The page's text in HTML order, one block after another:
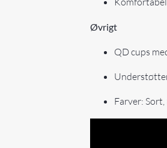
Øvrigt
QD cups
Farver: